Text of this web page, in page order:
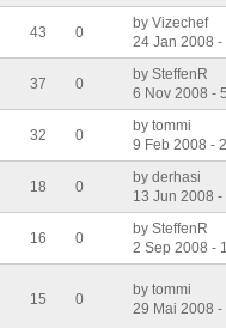
43 0
by Vizechef
24 Jan 2008 -
37 0
by SteffenR
6 Nov 2008 -
32 0
by tommi
9 Feb 2008 -
18 0
by derhasi
13 Jun 2008
16 0
by SteffenR
2 Sep 2008 -
15 0
by tommi
29 Mai 2008